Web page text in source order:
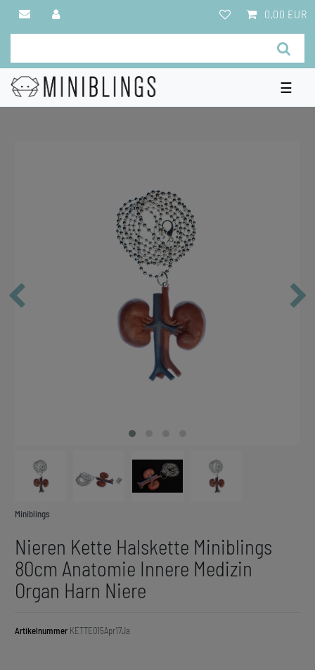
0,00 EUR
☰
Miniblings
Nieren Kette Halskette Miniblings
80cm Anatomie Innere Medizin
Organ Harn Niere
Artikelnummer KETTE015Apr17Ja